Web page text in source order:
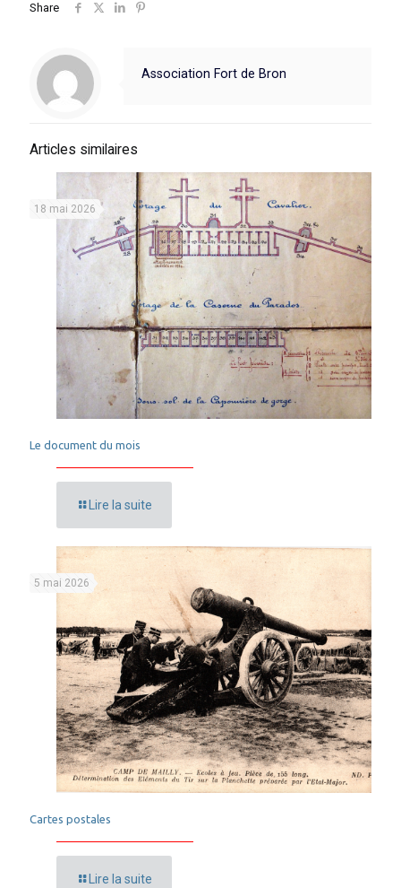
Share
Association Fort de Bron
Articles similaires
18 mai 2026
Le document du mois
Lire la suite
5 mai 2026
Cartes postales
Lire la suite